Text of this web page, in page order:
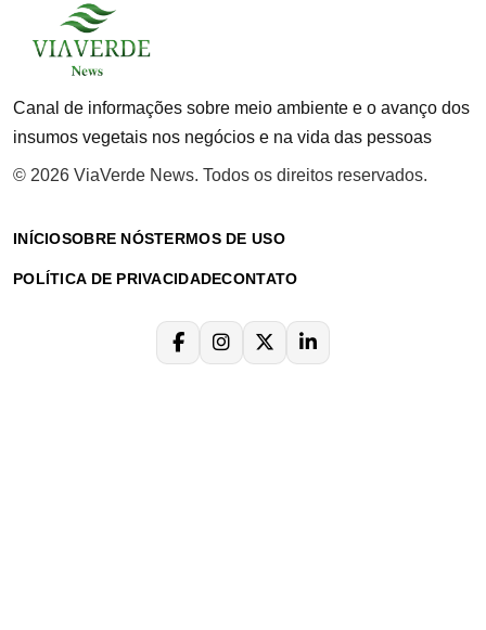
Canal de informações sobre meio ambiente e o avanço dos
insumos vegetais nos negócios e na vida das pessoas
© 2026 ViaVerde News. Todos os direitos reservados.
INÍCIOSOBRE NÓSTERMOS DE USO
POLÍTICA DE PRIVACIDADECONTATO